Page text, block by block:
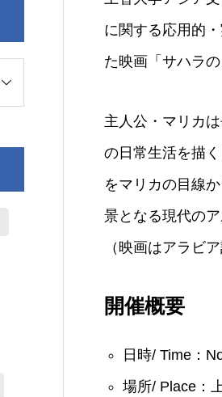
に関する応用的
た映画「サハラ
主人公・マリカ
の日常生活を描
をマリカの目線
景となる現代の
（映画はアラビ
開催概要
日時/ Time：
場所/ Place：